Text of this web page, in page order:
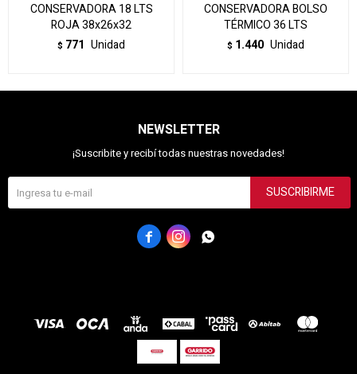
CONSERVADORA 18 LTS
ROJA 38x26x32
$ 771 Unidad
CONSERVADORA BOLSO
TÉRMICO 36 LTS
$ 1.440 Unidad
NEWSLETTER
¡Suscribite y recibí todas nuestras novedades!
SUSCRIBIRME
  